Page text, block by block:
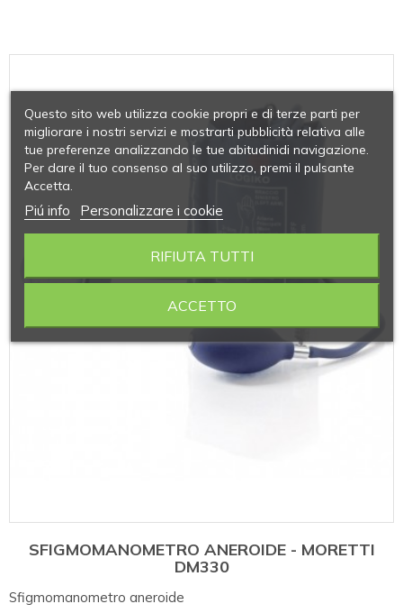
SFIGMOMANOMETRO ANEROIDE - MORETTI
DM330
Sfigmomanometro aneroide
Questo sito web utilizza cookie propri e di terze parti per
migliorare i nostri servizi e mostrarti pubblicità relativa alle
tue preferenze analizzando le tue abitudinidi navigazione.
Per dare il tuo consenso al suo utilizzo, premi il pulsante
Accetta.
Piú info Personalizzare i cookie
RIFIUTA TUTTI
ACCETTO